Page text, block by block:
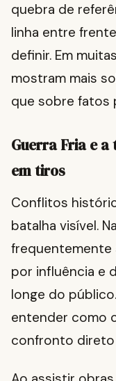
quebra de
linha entre
definir. Em
mostram mais
que sobre fatos
Guerra Fria e a
em tiros
Conflitos
batalha visível.
frequentemente
por influência e
longe do
entender como
confronto direto